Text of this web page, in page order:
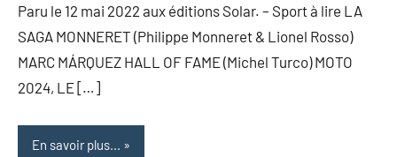
Paru le 12 mai 2022 aux éditions Solar. – Sport à lire LA
SAGA MONNERET (Philippe Monneret & Lionel Rosso)
MARC MÁRQUEZ HALL OF FAME (Michel Turco) MOTO
2024, LE […]
En savoir plus...